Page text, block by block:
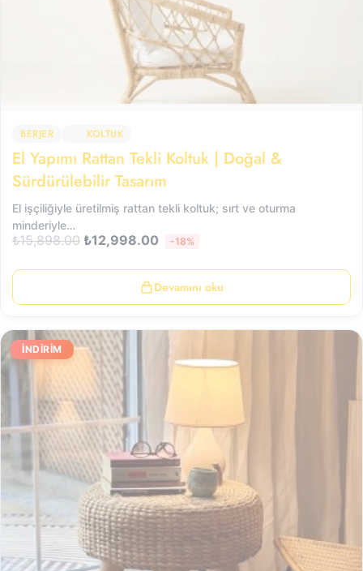
BERJER KOLTUK
El Yapımı Rattan Tekli Koltuk | Doğal &
Sürdürülebilir Tasarım
El işçiliğiyle üretilmiş rattan tekli koltuk; sırt ve oturma
minderiyle…
₺15,898.00 ₺12,998.00 -18%
Devamını oku
İNDIRIM